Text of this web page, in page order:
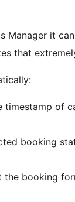
Manager it
that
timestamp of
booking
the booking